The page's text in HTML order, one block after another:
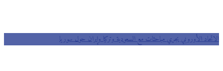
الاتحاد الأوروبي يجري مباحثات مع السعودية وتركيا وإيران حول سوريا